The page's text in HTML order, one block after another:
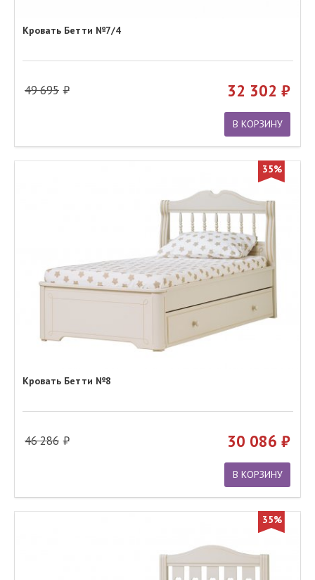
Кровать Бетти №7/4
49 695 32 302
В КОРЗИНУ
35%
Кровать Бетти №8
46 286 30 086
В КОРЗИНУ
35%